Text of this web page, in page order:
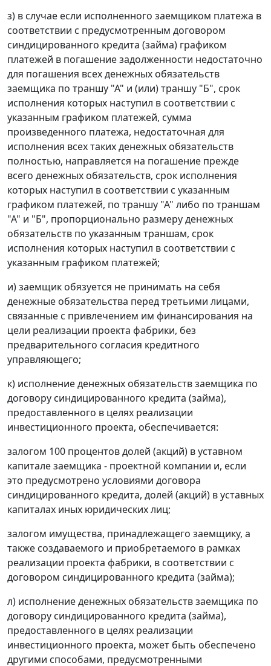
з) в случае если исполненного заемщиком платежа в
соответствии с предусмотренным договором
синдицированного кредита (займа) графиком
платежей в погашение задолженности недостаточно
для погашения всех денежных обязательств
заемщика по траншу "А" и (или) траншу "Б", срок
исполнения которых наступил в соответствии с
указанным графиком платежей, сумма
произведенного платежа, недостаточная для
исполнения всех таких денежных обязательств
полностью, направляется на погашение прежде
всего денежных обязательств, срок исполнения
которых наступил в соответствии с указанным
графиком платежей, по траншу "А" либо по траншам
"А" и "Б", пропорционально размеру денежных
обязательств по указанным траншам, срок
исполнения которых наступил в соответствии с
указанным графиком платежей;
и) заемщик обязуется не принимать на себя
денежные обязательства перед третьими лицами,
связанные с привлечением им финансирования на
цели реализации проекта фабрики, без
предварительного согласия кредитного
управляющего;
к) исполнение денежных обязательств заемщика по
договору синдицированного кредита (займа),
предоставленного в целях реализации
инвестиционного проекта, обеспечивается:
залогом 100 процентов долей (акций) в уставном
капитале заемщика - проектной компании и, если
это предусмотрено условиями договора
синдицированного кредита, долей (акций) в уставных
капиталах иных юридических лиц;
залогом имущества, принадлежащего заемщику, а
также создаваемого и приобретаемого в рамках
реализации проекта фабрики, в соответствии с
договором синдицированного кредита (займа);
л) исполнение денежных обязательств заемщика по
договору синдицированного кредита (займа),
предоставленного в целях реализации
инвестиционного проекта, может быть обеспечено
другими способами, предусмотренными